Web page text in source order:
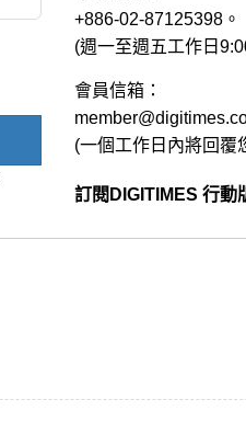
+886-02-87125398。
(週一至週五工作日
會員信箱：
(一個工作日內將回覆
訂閱DIGITIMES 行動